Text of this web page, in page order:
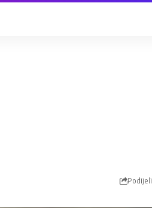
Podijeli